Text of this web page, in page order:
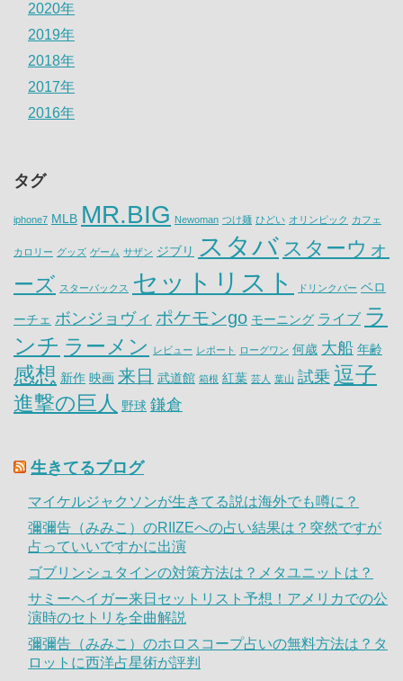
2020年
2019年
2018年
2017年
2016年
タグ
iphone7 MLB MR.BIG Newoman つけ麺 ひどい オリンピック カフェ
カロリー グッズ ゲーム サザン ジブリ スタバ スターウォ
ーズ スターバックス セットリスト ドリンクバー ベロ
ーチェ ボンジョヴィ ポケモンgo モーニング ライブ ラ
ンチ ラーメン レビュー レポート ローグワン 何歳 大船 年齢
感想 新作 映画 来日 武道館 箱根 紅葉 芸人 葉山 試乗 逗子
進撃の巨人 野球 鎌倉
生きてるブログ
マイケルジャクソンが生きてる説は海外でも噂に？
彌彌告（みみこ）のRIIZEへの占い結果は？突然ですが
占っていいですかに出演
ゴブリンシュタインの対策方法は？メタユニットは？
サミーヘイガー来日セットリスト予想！アメリカでの公
演時のセトリを全曲解説
彌彌告（みみこ）のホロスコープ占いの無料方法は？タ
ロットに西洋占星術が評判